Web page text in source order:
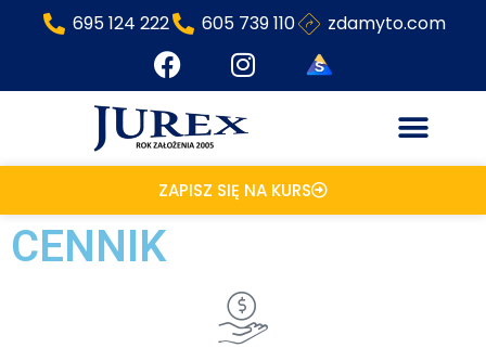
695 124 222 605 739 110 zdamyto.com
ZAPISZ SIĘ NA KURS
CENNIK